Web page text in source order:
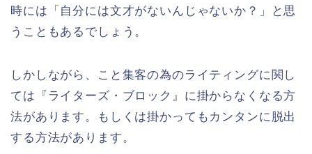
時には「自分には文才がないんじゃないか？」と思
うこともあるでしょう。
しかしながら、こと集客の為のライティングに関し
ては『ライターズ・ブロック』に掛からなくなる方
法があります。もしくは掛かってもカンタンに脱出
する方法があります。